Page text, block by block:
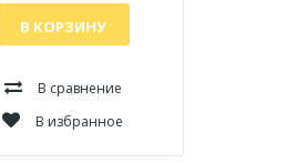
В КОРЗИНУ
В сравнение
В избранное